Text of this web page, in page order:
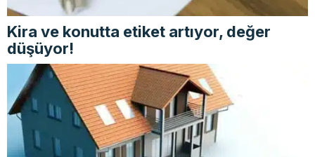
Kira ve konutta etiket artıyor, değer
düşüyor!